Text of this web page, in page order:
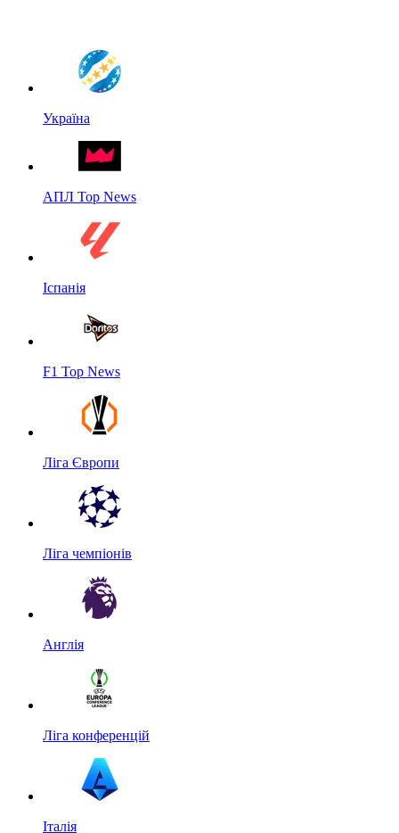
Україна
АПЛ Top News
Іспанія
F1 Top News
Ліга Європи
Ліга чемпіонів
Англія
Ліга конференцій
Італія